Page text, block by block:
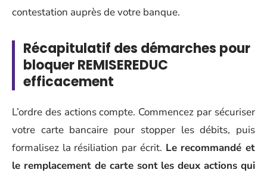
contestation auprès de votre banque.
Récapitulatif des démarches pour
bloquer REMISEREDUC
efficacement
L’ordre des actions compte. Commencez par sécuriser
votre carte bancaire pour stopper les débits, puis
formalisez la résiliation par écrit. Le recommandé et
le remplacement de carte sont les deux actions qui